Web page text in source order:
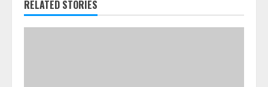
RELATED STORIES